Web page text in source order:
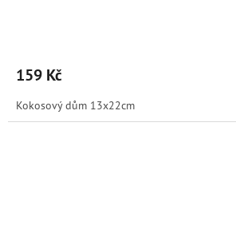
159 Kč
Kokosový dům 13x22cm